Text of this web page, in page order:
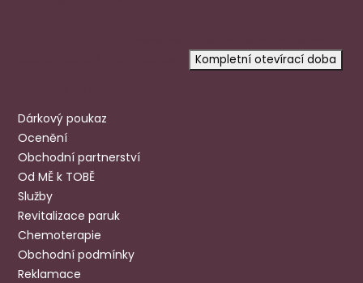
Kompletní otevírací doba
Dárkový poukaz
Ocenění
Obchodní partnerství
Od MĚ k TOBĚ
Služby
Revitalizace paruk
Chemoterapie
Obchodní podmínky
Reklamace